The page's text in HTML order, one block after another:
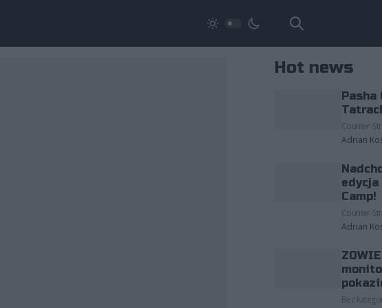
Hot news
Pasha
Counter-
Adrian
edycja
Camp!
Counter-
Adrian
Bez